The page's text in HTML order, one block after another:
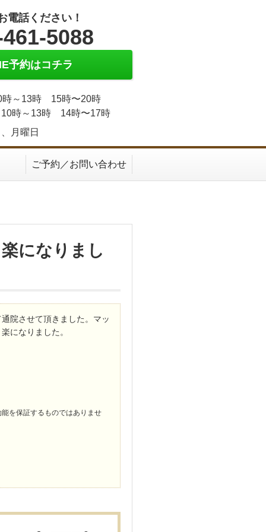
電話ください！
5088
予約はコチラ
時～13時 15時〜20時
10時～13時 14時〜17時
月曜日
ご予約／お問い合わせ
になりまし
院させて頂きました。マッ
になりました。
を保証するものではありませ